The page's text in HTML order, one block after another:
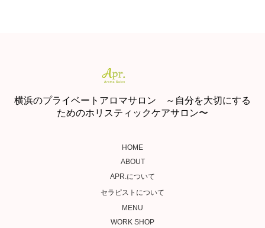
横浜のプライベートアロマサロン ～自分を大切にする
ためのホリスティックケアサロン〜
HOME
ABOUT
APR.について
セラピストについて
MENU
WORK SHOP